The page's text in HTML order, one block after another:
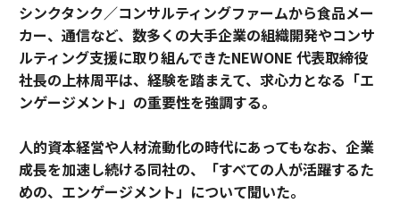
シンクタンク／コンサルティングファームから食品メー
カー、通信など、数多くの大手企業の組織開発やコンサ
ルティング支援に取り組んできたNEWONE 代表取締役
社長の上林周平は、経験を踏まえて、求心力となる「エ
ンゲージメント」の重要性を強調する。
人的資本経営や人材流動化の時代にあってもなお、企業
成長を加速し続ける同社の、「すべての人が活躍するた
めの、エンゲージメント」について聞いた。